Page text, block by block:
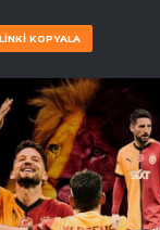
LİNKİ KOPYALA